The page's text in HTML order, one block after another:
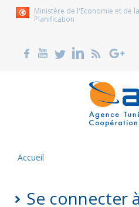
Ministère de l'Economie et de la
Planification
Accueil
Se connecter